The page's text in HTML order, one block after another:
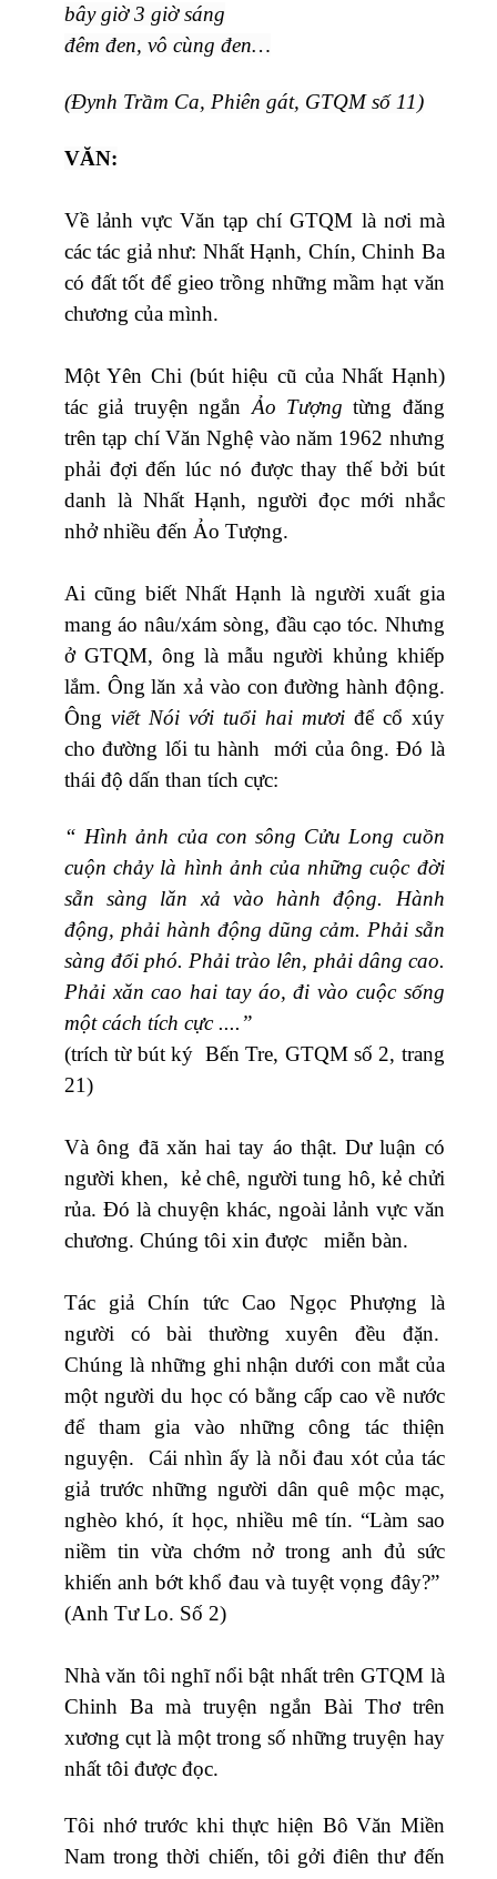
bây giờ 3 giờ sáng
đêm đen, vô cùng đen…
(Đynh Trầm Ca, Phiên gát, GTQM số 11)
VĂN:
Về lảnh vực Văn tạp chí GTQM là nơi mà
các tác giả như: Nhất Hạnh, Chín, Chinh Ba
có đất tốt để gieo trồng những mầm hạt văn
chương của mình.
Một Yên Chi (bút hiệu cũ của Nhất Hạnh)
tác giả truyện ngắn Ảo Tượng từng đăng
trên tạp chí Văn Nghệ vào năm 1962 nhưng
phải đợi đến lúc nó được thay thế bởi bút
danh là Nhất Hạnh, người đọc mới nhắc
nhở nhiều đến Ảo Tượng.
Ai cũng biết Nhất Hạnh là người xuất gia
mang áo nâu/xám sòng, đầu cạo tóc. Nhưng
ở GTQM, ông là mẫu người khủng khiếp
lắm. Ông lăn xả vào con đường hành động.
Ông viết Nói với tuổi hai mươiđể cổ xúy
cho đường lối tu hành mới của ông. Đó là
thái độ dấn than tích cực:
“ Hình ảnh của con sông Cửu Long cuồn
cuộn chảy là hình ảnh của những cuộc đời
sẵn sàng lăn xả vào hành động. Hành
động, phải hành động dũng cảm. Phải sẵn
sàng đối phó. Phải trào lên, phải dâng cao.
Phải xăn cao hai tay áo, đi vào cuộc sống
một cách tích cực ....”
(trích từ bút ký Bến Tre, GTQM số 2, trang
21)
Và ông đã xăn hai tay áo thật. Dư luận có
người khen, kẻ chê, người tung hô, kẻ chửi
rủa. Đó là chuyện khác, ngoài lảnh vực văn
chương. Chúng tôi xin được miễn bàn.
Tác giả Chín tức Cao Ngọc Phượng là
người có bài thường xuyên đều đặn.
Chúng là những ghi nhận dưới con mắt của
một người du học có bằng cấp cao về nước
để tham gia vào những công tác thiện
nguyện. Cái nhìn ấy là nỗi đau xót của tác
giả trước những người dân quê mộc mạc,
nghèo khó, ít học, nhiều mê tín. “Làm sao
niềm tin vừa chớm nở trong anh đủ sức
khiến anh bớt khổ đau và tuyệt vọng đây?”
(Anh Tư Lo. Số 2)
Nhà văn tôi nghĩ nổi bật nhất trên GTQM là
Chinh Ba mà truyện ngắn Bài Thơ trên
xương cụt là một trong số những truyện hay
nhất tôi được đọc.
Tôi nhớ trước khi thực hiện Bô Văn Miền
Nam trong thời chiến, tôi gởi điên thư đến